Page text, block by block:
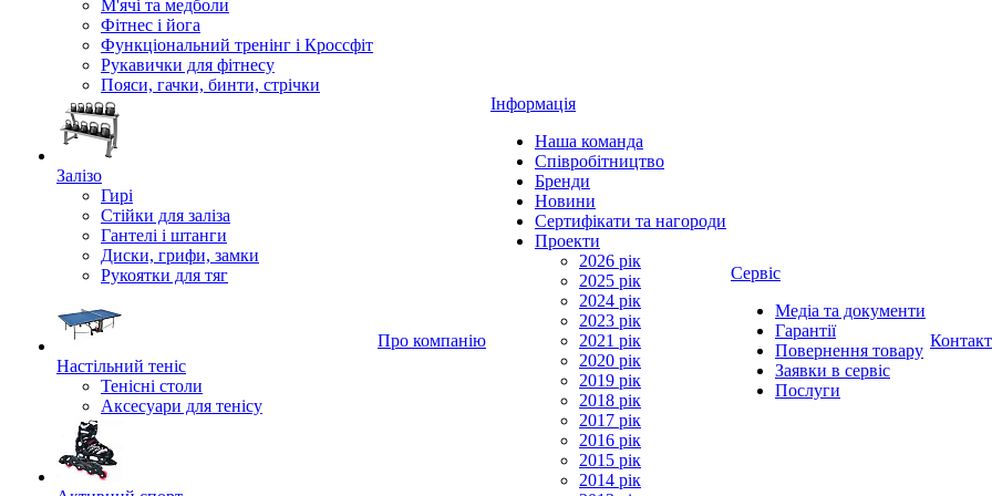
М'ячі та медболи
Фітнес і йога
Функціональний тренінг і Кроссфіт
Рукавички для фітнесу
Пояси, гачки, бинти, стрічки
Залізо
Гирі
Стійки для заліза
Гантелі і штанги
Диски, грифи, замки
Рукоятки для тяг
Настільний теніс
Тенісні столи
Аксесуари для тенісу
Про компанію
Інформація
Наша команда
Співробітництво
Бренди
Новини
Сертифікати та нагороди
Проекти
2026 рік
2025 рік
2024 рік
2023 рік
2021 рік
2020 рік
2019 рік
2018 рік
2017 рік
2016 рік
2015 рік
2014 рік
Сервіс
Медіа та документи
Гарантії
Повернення товару
Заявки в сервіс
Послуги